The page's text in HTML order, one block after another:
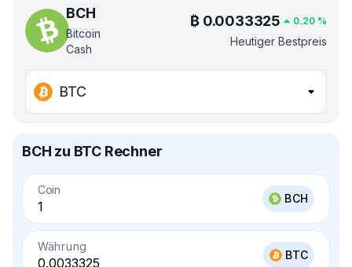
BCH
Bitcoin
Cash
₿ 0.0033325 0.20 %
Heutiger Bestpreis
BTC
BCH zu BTC Rechner
Coin
BCH
Währung
BTC